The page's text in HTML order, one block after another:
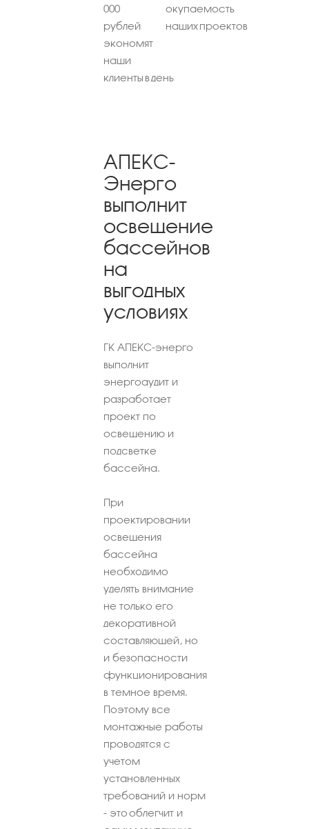
000
рублей
экономят
наши
клиенты в день
окупаемость
наших проектов
АПЕКС-
Энерго
выполнит
освещение
бассейнов
на
выгодных
условиях
ГК АПЕКС-энерго
выполнит
энергоаудит и
разработает
проект по
освещению и
подсветке
бассейна.
При
проектировании
освещения
бассейна
необходимо
уделять внимание
не только его
декоративной
составляющей, но
и безопасности
функционирования
в темное время.
Поэтому все
монтажные работы
проводятся с
учетом
установленных
требований и норм
- это облегчит и